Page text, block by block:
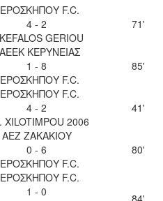
F.C.
4 - 2
GERIOU
71'
ΚΕΡΥΝΕΙΑΣ
1 - 8
F.C.
85'
F.C.
4 - 2
XILOTIMPOU 2006
41'
ΑΕΖ ΖΑΚΑΚΙΟΥ
0 - 6
F.C.
80'
F.C.
1 - 0
84'